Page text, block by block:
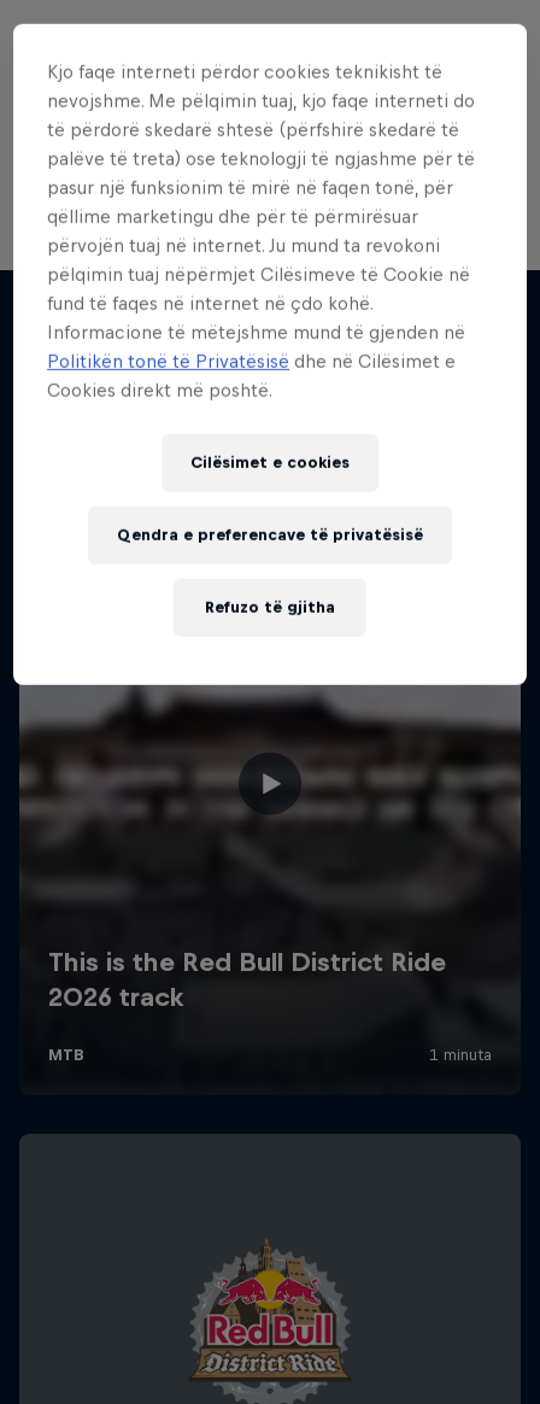
Bike
Welcome to the Bike Hub, where you will find an
action-packed collection of two-wheel films,
shows …
Më shumë si kjo
Design and Conquer with Matt
Jones
One man, three world-first slopestyle tricks
1 Sezoni · 4 episodet
Kjo faqe interneti përdor cookies teknikisht të
nevojshme. Me pëlqimin tuaj, kjo faqe interneti do
të përdorë skedarë shtesë (përfshirë skedarë të
palëve të treta) ose teknologji të ngjashme për të
pasur një funksionim të mirë në faqen tonë, për
qëllime marketingu dhe për të përmirësuar
përvojën tuaj në internet. Ju mund ta revokoni
pëlqimin tuaj nëpërmjet Cilësimeve të Cookie në
fund të faqes në internet në çdo kohë.
Informacione të mëtejshme mund të gjenden në
Politikën tonë të Privatësisë dhe në Cilësimet e
Cookies direkt më poshtë.
Cilësimet e cookies
Refuzo të gjitha
Qendra e preferencave të privatësisë